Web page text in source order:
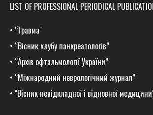
LIST OF PROFESSIONAL PERIODICAL
• “Травма"
• “Вісник клубу панкреатологів”
• “Архів офтальмології України”
• “Міжнародний неврологічний журнал”
• "Вісник невідкладної і відновної